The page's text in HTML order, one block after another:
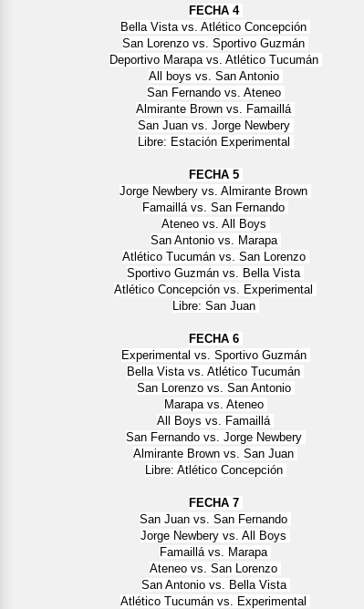
FECHA 4
Bella Vista vs. Atlético Concepción
San Lorenzo vs. Sportivo Guzmán
Deportivo Marapa vs. Atlético Tucumán
All boys vs. San Antonio
San Fernando vs. Ateneo
Almirante Brown vs. Famaillá
San Juan vs. Jorge Newbery
Libre: Estación Experimental
FECHA 5
Jorge Newbery vs. Almirante Brown
Famaillá vs. San Fernando
Ateneo vs. All Boys
San Antonio vs. Marapa
Atlético Tucumán vs. San Lorenzo
Sportivo Guzmán vs. Bella Vista
Atlético Concepción vs. Experimental
Libre: San Juan
FECHA 6
Experimental vs. Sportivo Guzmán
Bella Vista vs. Atlético Tucumán
San Lorenzo vs. San Antonio
Marapa vs. Ateneo
All Boys vs. Famaillá
San Fernando vs. Jorge Newbery
Almirante Brown vs. San Juan
Libre: Atlético Concepción
FECHA 7
San Juan vs. San Fernando
Jorge Newbery vs. All Boys
Famaillá vs. Marapa
Ateneo vs. San Lorenzo
San Antonio vs. Bella Vista
Atlético Tucumán vs. Experimental